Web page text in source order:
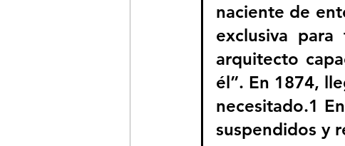
naciente de
exclusiva
arquitecto
él”. En 1874,
necesitado.1
suspendidos y